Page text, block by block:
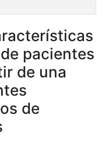
pacientes
de una
de